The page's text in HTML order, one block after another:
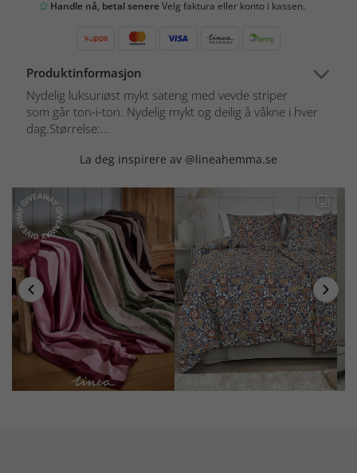
Handle nå, betal senereVelg faktura eller konto i kassen.
Produktinformasjon
Nydelig luksuriøst mykt sateng med vevde striper
som går ton-i-ton. Nydelig mykt og deilig å våkne i hver
dag.Størrelse:...
La deg inspirere av @lineahemma.se